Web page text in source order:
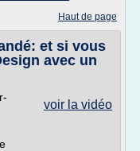
Haut de page
et si vous
avec un
voir la vidéo